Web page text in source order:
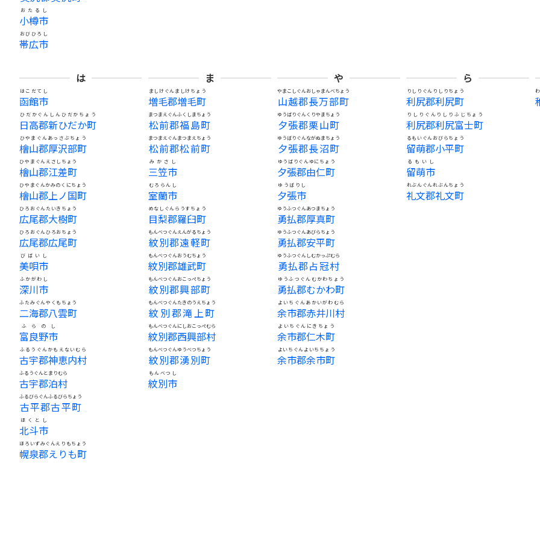
小樽市
おたるし
帯広市
おびひろし
は
函館市
はこだてし
日高郡新ひだか町
ひだかぐんしんひだかちょう
檜山郡厚沢部町
ひやまぐんあっさぶちょう
檜山郡江差町
ひやまぐんえさしちょう
檜山郡上ノ国町
ひやまぐんかみのくにちょう
広尾郡大樹町
ひろおぐんたいきちょう
広尾郡広尾町
ひろおぐんひろおちょう
美唄市
びばいし
深川市
ふかがわし
二海郡八雲町
ふたみぐんやくもちょう
富良野市
ふらのし
古宇郡神恵内村
ふるうぐんかもえないむら
古宇郡泊村
ふるうぐんとまりむら
古平郡古平町
ふるびらぐんふるびらちょう
北斗市
ほくとし
幌泉郡えりも町
ほろいずみぐんえりもちょう
ま
増毛郡増毛町
ましけぐんましけちょう
松前郡福島町
まつまえぐんふくしまちょう
松前郡松前町
まつまえぐんまつまえちょう
三笠市
みかさし
室蘭市
むろらんし
目梨郡羅臼町
めなしぐんらうすちょう
紋別郡遠軽町
もんべつぐんえんがるちょう
紋別郡雄武町
もんべつぐんおうむちょう
紋別郡興部町
もんべつぐんおこっぺちょう
紋別郡滝上町
もんべつぐんたきのうえちょう
紋別郡西興部村
もんべつぐんにしおこっぺむら
紋別郡湧別町
もんべつぐんゆうべつちょう
紋別市
もんべつし
や
山越郡長万部町
やまこしぐんおしゃまんべちょう
夕張郡栗山町
ゆうばりぐんくりやまちょう
夕張郡長沼町
ゆうばりぐんながぬまちょう
夕張郡由仁町
ゆうばりぐんゆにちょう
夕張市
ゆうばりし
勇払郡厚真町
ゆうふつぐんあつまちょう
勇払郡安平町
ゆうふつぐんあびらちょう
勇払郡占冠村
ゆうふつぐんしむかっぷむら
勇払郡むかわ町
ゆうふつぐんむかわちょう
余市郡赤井川村
よいちぐんあかいがわむら
余市郡仁木町
よいちぐんにきちょう
余市郡余市町
よいちぐんよいちちょう
ら
利尻郡利尻町
りしりぐんりしりちょう
利尻郡利尻富士町
りしりぐんりしりふじちょう
留萌郡小平町
るもいぐんおびらちょう
留萌市
るもいし
礼文郡礼文町
れぶんぐんれぶんちょう